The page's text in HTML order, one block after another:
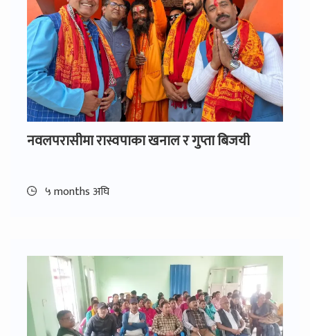
नवलपरासीमा रास्वपाका खनाल र गुप्ता बिजयी
५ months अघि